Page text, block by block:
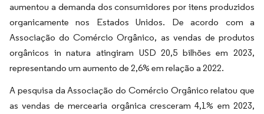
aumentou a demanda dos consumidores por itens produzidos
organicamente nos Estados Unidos. De acordo com a
Associação do Comércio Orgânico, as vendas de produtos
orgânicos in natura atingiram USD 20,5 bilhões em 2023,
representando um aumento de 2,6% em relação a 2022.
A pesquisa da Associação do Comércio Orgânico relatou que
as vendas de mercearia orgânica cresceram 4,1% em 2023,